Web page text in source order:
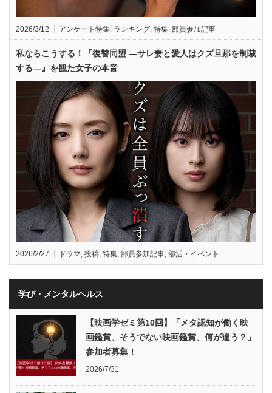
2026/3/12 アンケート特集, ランキング, 特集, 部員参加記事
私ならこうする！『復讐同盟 —サレ妻と愛人はクズ旦那を制裁
する—』を観た女子の本音
2026/2/27 ドラマ, 投稿, 特集, 部員参加記事, 部活・イベント
学び・メンタルヘルス
【映画学ゼミ第10回】「メタ認知が働く映
画鑑賞、そうでない映画鑑賞、何が違う？」
参加者募集！
2026/7/31